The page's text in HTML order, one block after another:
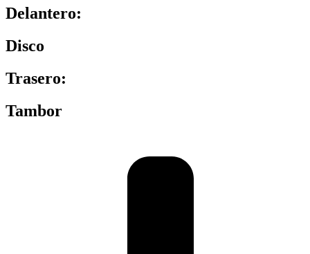
Delantero:
Disco
Trasero:
Tambor